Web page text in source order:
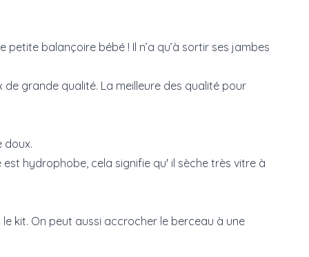
balançoire bébé ! Il n’a qu’à sortir ses jambes
grande qualité. La meilleure des qualité pour
doux.
est hydrophobe, cela signifie qu' il sèche très vitre à
kit. On peut aussi accrocher le berceau à une